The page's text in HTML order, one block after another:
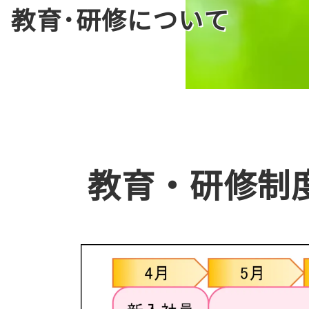
教育･研修について
教育・研修制